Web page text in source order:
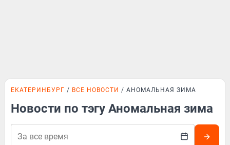
ЕКАТЕРИНБУРГ ВСЕ НОВОСТИ АНОМАЛЬНАЯ ЗИМА
Новости по тэгу Аномальная зима